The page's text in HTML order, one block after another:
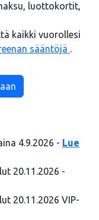
luottokortit,
kaikki vuorollesi
sääntöjä .
4.9.2026 - Lue
20.11.2026 -
20.11.2026 VIP-